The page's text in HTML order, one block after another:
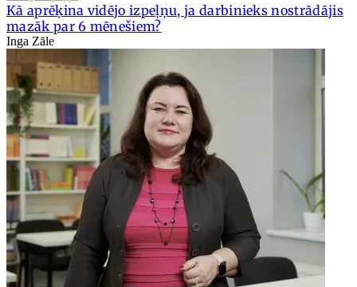
Kā aprēķina vidējo izpeļņu, ja darbinieks nostrādājis
mazāk par 6 mēnešiem?
Inga Zāle